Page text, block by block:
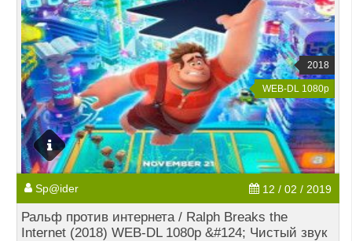
2018
WEB-DL 1080p
Sp@ider 12 / 02 / 2019
Ральф против интернета / Ralph Breaks the
Internet (2018) WEB-DL 1080p &#124; Чистый звук